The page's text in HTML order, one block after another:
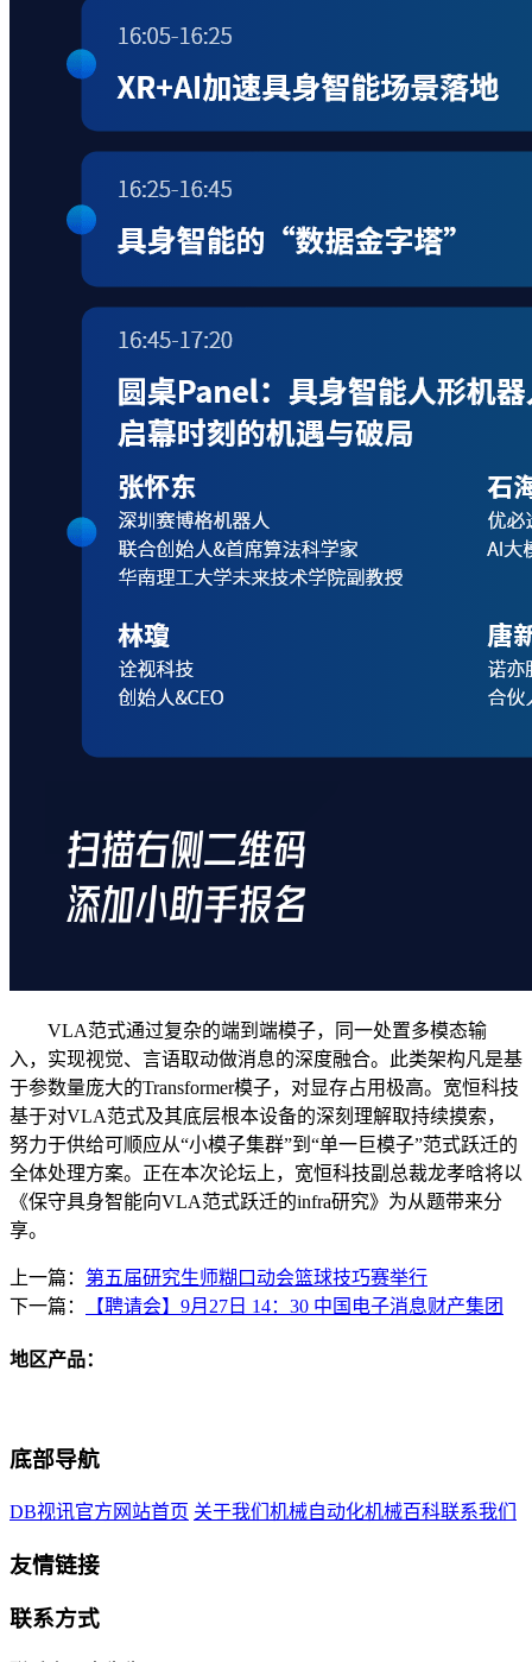
VLA范式通过复杂的端到端模子，同一处置多模态输
入，实现视觉、言语取动做消息的深度融合。此类架构凡是基
于参数量庞大的Transformer模子，对显存占用极高。宽恒科技
基于对VLA范式及其底层根本设备的深刻理解取持续摸索，
努力于供给可顺应从“小模子集群”到“单一巨模子”范式跃迁的
全体处理方案。正在本次论坛上，宽恒科技副总裁龙孝晗将以
《保守具身智能向VLA范式跃迁的infra研究》为从题带来分
享。
上一篇： 第五届研究生师糊口动会篮球技巧赛举行
下一篇：
【聘请会】9月27日 14：30 中国电子消息财产集团
地区产品：
底部导航
DB视讯官方网站首页 关于我们 机械自动化机械百科联系我们
友情链接
联系方式